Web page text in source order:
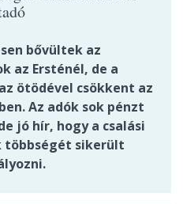
bővültek az
az Ersténél, de a
ötödével csökkent az
Az adók sok pénzt
jó hír, hogy a csalási
többségét sikerült